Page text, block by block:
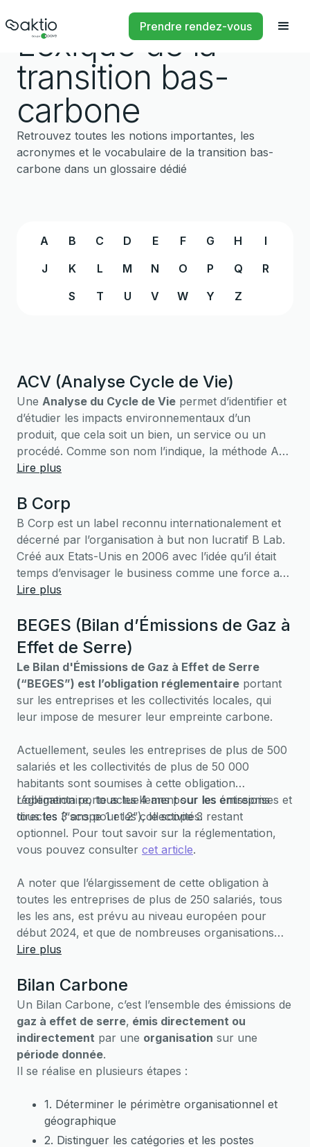
Prendre rendez-vous
Lexique de la
transition bas-
carbone
Retrouvez toutes les notions importantes, les
acronymes et le vocabulaire de la transition bas-
carbone dans un glossaire dédié
A B C D E F G H
I
J
K L M N O P Q
R
S
T U V W Y Z
ACV (Analyse Cycle de Vie)
Une Analyse du Cycle de Vie permet d’identifier et
d’étudier les impacts environnementaux d’un
produit, que cela soit un bien, un service ou un
procédé. Comme son nom l’indique, la méthode ACV
étudie l’impact du produit sur l’ensemble de son
comptabilise les gaz à effet de serre et leur potentiel
de réchauffement climatique, l’ACV se distingue par
uneapproche multicritères des impacts
environnementaux : épuisement des ressources,
qualité de l’air, de l’eau ou encore impact sur la
biodiversité.
au niveau international.
Lire plus
B Corp
B Corp est un label reconnu internationalement et
décerné par l’organisation à but non lucratif B Lab.
Créé aux Etats-Unis en 2006 avec l’idée qu’il était
temps d’envisager le business comme une force au
service du collectif, le label vise à
transparence et de performance sociale,
sociétale et environnementale.
Lire plus
BEGES (Bilan d’Émissions de Gaz à
Effet de Serre)
Le Bilan d'Émissions de Gaz à Effet de Serre
(“BEGES”) est l’obligation réglementaire portant
sur les entreprises et les collectivités locales, qui
leur impose de mesurer leur empreinte carbone.
Actuellement, seules les entreprises de plus de 500
salariés et les collectivités de plus de 50 000
habitants sont soumises à cette obligation
réglementaire, tous les 4 ans pour les entreprises et
tous les 3 ans pour les collectivités.
L’obligation porte actuellement sur les émissions
directes (“scope 1 et 2”), le scope 3 restant
optionnel. Pour tout savoir sur la réglementation,
vous pouvez consulter cet article.
A noter que l’élargissement de cette obligation à
toutes les entreprises de plus de 250 salariés, tous
les les ans, est prévu au niveau européen pour
début 2024, et que de nombreuses organisations
militent pour une extension encore plus large de
salariés (Convention Citoyenne pour le Climat
Convention des Entreprises pour le Climat, Haut
Conseil pour le Climat, etc.).
Lire plus
Bilan Carbone
Un Bilan Carbone, c’est l’ensemble des émissions de
gaz à effet de serre, émis directement ou
indirectement par une organisation sur une
période donnée.
Il se réalise en plusieurs étapes :
1. Déterminer le périmètre organisationnel et
géographique
2. Distinguer les catégories et les postes